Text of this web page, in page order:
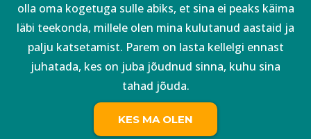
olla oma kogetuga sulle abiks, et sina ei peaks käima
läbi teekonda, millele olen mina kulutanud aastaid ja
palju katsetamist. Parem on lasta kellelgi ennast
juhatada, kes on juba jõudnud sinna, kuhu sina
tahad jõuda.
KES MA OLEN